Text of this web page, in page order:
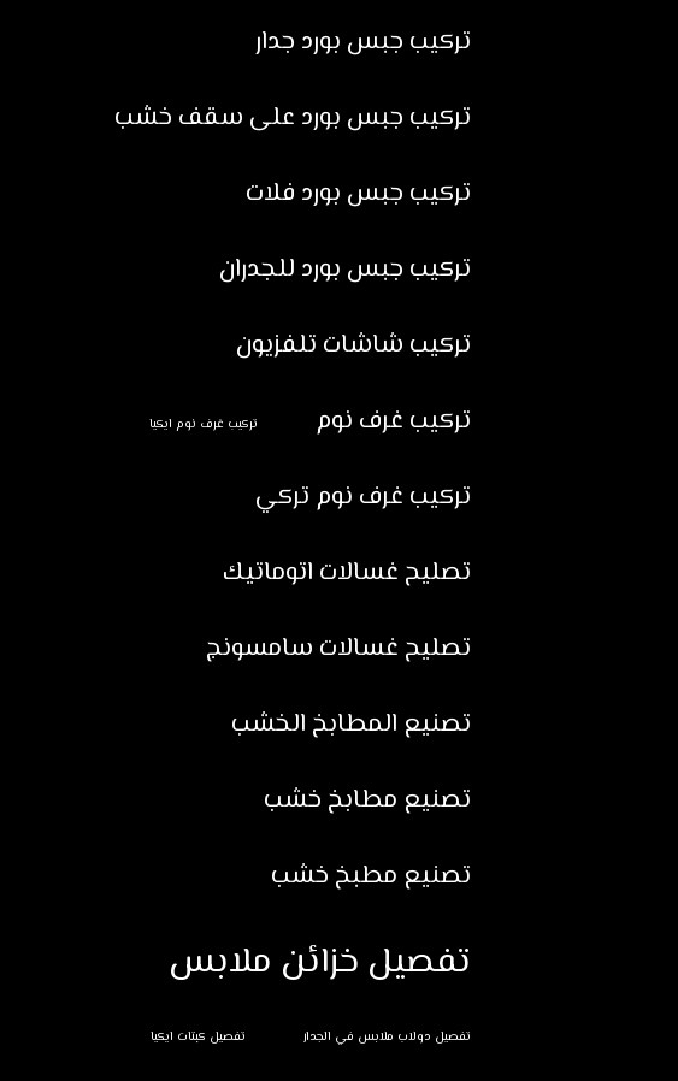
تركيب جبس بورد جدار
تركيب جبس بورد على سقف خشب
تركيب جبس بورد فلات
تركيب جبس بورد للجدران
تركيب شاشات تلفزيون
تركيب غرف نوم
تركيب غرف نوم ايكيا
تركيب غرف نوم تركي
تصليح غسالات اتوماتيك
تصليح غسالات سامسونج
تصنيع المطابخ الخشب
تصنيع مطابخ خشب
تصنيع مطبخ خشب
تفصيل خزائن ملابس
تفصيل دولاب ملابس في الجدار تفصيل كبتات ايكيا